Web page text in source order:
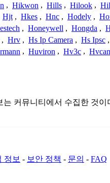
, Hikwon , Hills , Hilook ,
Hjt , Hkes , Hnc , Hodely ,
, Honeywell , Hongda ,
, Hrv , Hs Ip Camera , Hs Ipsc ,
, Huviron , Hv3c ,
커뮤니티에서 수집한 것
정보 - 보안 정책 - 문의 - FAQ